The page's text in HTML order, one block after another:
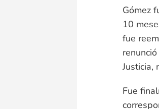
Gómez
10
fue
Justicia,
Fue